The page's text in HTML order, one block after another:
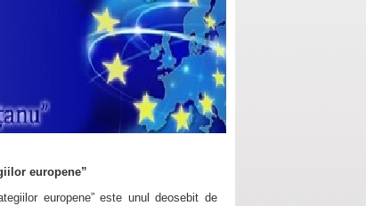
europene”
europene” este unul deosebit de